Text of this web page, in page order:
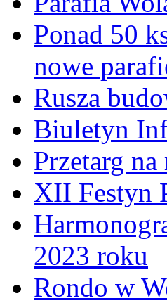
Ponad 50
nowe
Rusza
Biuletyn
Przetarg
XII Festyn
2023 roku
Rondo w